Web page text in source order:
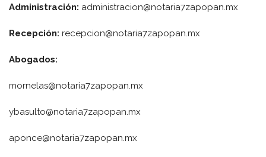
Administración: administracion@notaria7zapopan.mx
Recepción: recepcion@notaria7zapopan.mx
Abogados:
mornelas@notaria7zapopan.mx
ybasulto@notaria7zapopan.mx
aponce@notaria7zapopan.mx